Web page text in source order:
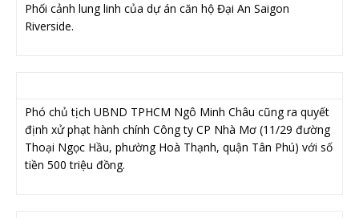
Phối cảnh lung linh của dự án căn hộ Đại An Saigon
Riverside.
Phó chủ tịch UBND TPHCM Ngô Minh Châu cũng ra quyết
định xử phạt hành chính Công ty CP Nhà Mơ (11/29 đường
Thoại Ngọc Hầu, phường Hoà Thạnh, quận Tân Phú) với số
tiền 500 triệu đồng.